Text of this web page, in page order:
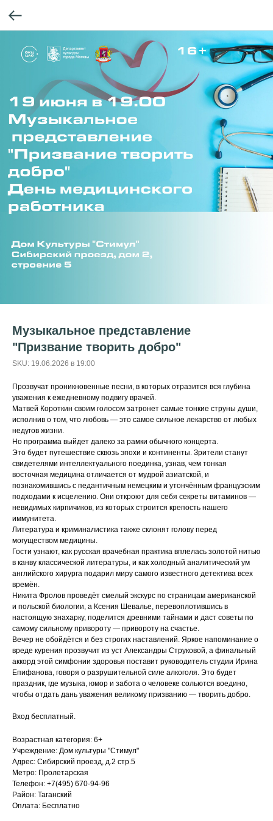
Музыкальное представление
"Призвание творить добро"
SKU: 19.06.2026 в 19:00
Прозвучат проникновенные песни, в которых отразится вся глубина
уважения к ежедневному подвигу врачей.
Матвей Короткин своим голосом затронет самые тонкие струны души,
исполнив о том, что любовь — это самое сильное лекарство от любых
недугов жизни.
Но программа выйдет далеко за рамки обычного концерта.
Это будет путешествие сквозь эпохи и континенты. Зрители станут
свидетелями интеллектуального поединка, узнав, чем тонкая
восточная медицина отличается от мудрой азиатской, и
познакомившись с педантичным немецким и утончённым французским
подходами к исцелению. Они откроют для себя секреты витаминов —
невидимых кирпичиков, из которых строится крепость нашего
иммунитета.
Литература и криминалистика также склонят голову перед
могуществом медицины.
Гости узнают, как русская врачебная практика вплелась золотой нитью
в канву классической литературы, и как холодный аналитический ум
английского хирурга подарил миру самого известного детектива всех
времён.
Никита Фролов проведёт смелый экскурс по страницам американской
и польской биологии, а Ксения Шевалье, перевоплотившись в
настоящую знахарку, поделится древними тайнами и даст советы по
самому сильному привороту — привороту на счастье.
Вечер не обойдётся и без строгих наставлений. Яркое напоминание о
вреде курения прозвучит из уст Александры Струковой, а финальный
аккорд этой симфонии здоровья поставит руководитель студии Ирина
Епифанова, говоря о разрушительной силе алкоголя. Это будет
праздник, где музыка, юмор и забота о человеке сольются воедино,
чтобы отдать дань уважения великому призванию — творить добро.
Вход бесплатный.
Возрастная категория: 6+
Учреждение: Дом культуры "Стимул"
Адрес: Сибирский проезд, д.2 стр.5
Метро: Пролетарская
Телефон: +7(495) 670-94-96
Район: Таганский
Оплата: Бесплатно